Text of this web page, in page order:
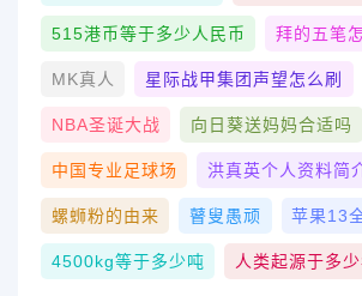
515港币等于多少人民币 拜的五笔
MK真人 星际战甲集团声望怎么刷
NBA圣诞大战 向日葵送妈妈合适吗
中国专业足球场 洪真英个人资料简
螺蛳粉的由来 瞽叟愚顽 苹果13
4500kg等于多少吨 人类起源于多